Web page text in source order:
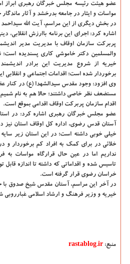
عضو هیئت رئیسه مجلس خبرگان رهبری ابراز
مواسات و ایثار در جامعه بدرخشد و آثار ماندگار
در بخش دیگری از این مراسم، آیت الله
اشاره کرد: اجرای این برنامه باارزش انقلابی،
پربرکت سازمان اوقاف با مدیریت مدیر
والمسلمین دکتر خاموشی کاری پسندیده است؛
خیریه از شروع مدیریت این برادر
برخوردار شده است؛ اقدامات اجتماعی و انقلابی
وی افزود: وجود مقدس سیدالشهدا (ع) در کنار
مستضعف نظر خاصی داشتند؛ حالا هم به نام
اقدام سازمان پربرکت اوقاف اقدامی بموقع است.
عضو مجلس خبرگان رهبری اشاره کرد: در
آستان قدس رضوی، اداره کل اوقاف استان نیز
خیلی خوبی داشته است؛ در این استان زیر
خلائی در برای کمک به افراد کم برخوردار و
نداریم اما در عین حال قرارگاه مواسات به
تاسیس شده و اقداماتی که داشته تا اندازه
خراسان رضوی قرار گرفته است.
در آخر این مراسم، آستان مقدس شیخ صدوق با
خیریه و وزیر فرهنگ و ارشاد اسلامی غبارروبی
منبع: rastablog.ir